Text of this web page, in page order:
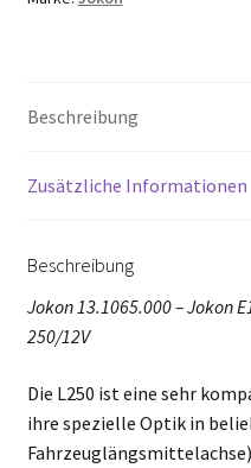
Beschreibung
Zusätzliche Informationen
Beschreibung
Jokon 13.1065.000 – Jokon
250/12V
Die L250 ist eine sehr
ihre spezielle Optik in